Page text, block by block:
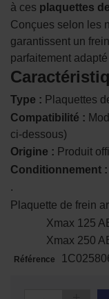
à ces plaquettes
Conçues selon les
garantissent un
parfaitement
Type : Plaquettes
Compatibilité :
ci-dessous)
Origine : Produit
Conditionnement :
.
Plaquette de frein
Xmax 125 ABS
Xmax 250 ABS
Référence